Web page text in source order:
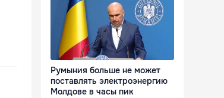
Румыния больше не может
поставлять электроэнергию
Молдове в часы пик